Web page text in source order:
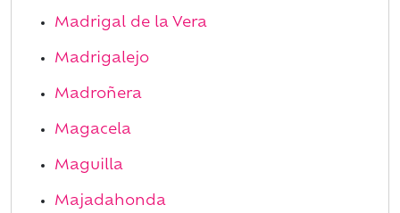
Madrigal de la Vera
Madrigalejo
Madroñera
Magacela
Maguilla
Majadahonda